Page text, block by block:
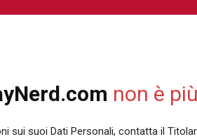
non è
sui suoi Dati Personali, contatta il